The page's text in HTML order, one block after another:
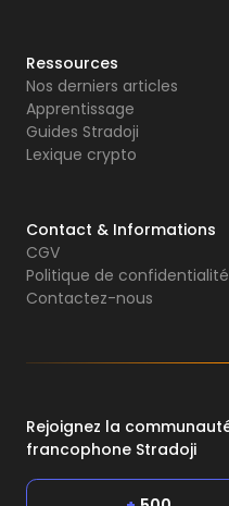
Ressources
Nos derniers articles
Apprentissage
Guides Stradoji
Lexique crypto
Contact & Informations
CGV
Politique de confidentialité
Contactez-nous
Rejoignez la
francophone Stradoji